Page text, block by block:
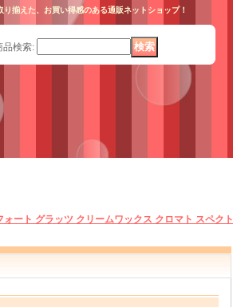
揃えた、お買い得感のある通販ネットショップ！
品検索:
ート グラッツ クリームワックス クロマト スペクト